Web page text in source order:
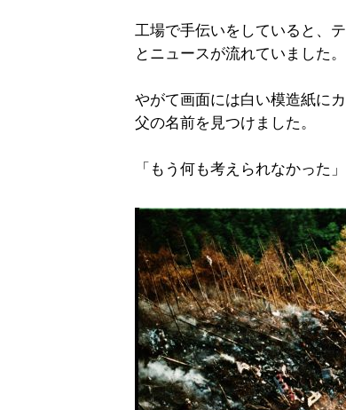
工場で手伝いをしていると、
とニュースが流れていました。
やがて画面には白い模造紙に
父の名前を見つけました。
「もう何も考えられなかった